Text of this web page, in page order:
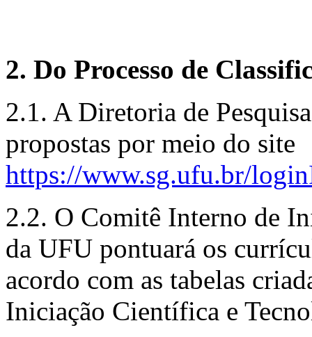
2. Do Processo de
2.1. A Diretoria de
propostas por meio do site
https://www.sg.ufu.br/
2.2. O Comitê Interno de
da UFU pontuará os
acordo com as tabelas
Iniciação Científica e